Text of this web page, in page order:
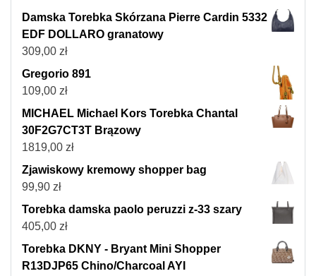
Damska Torebka Skórzana Pierre Cardin 5332
EDF DOLLARO granatowy
309,00 zł
Gregorio 891
109,00 zł
MICHAEL Michael Kors Torebka Chantal
30F2G7CT3T Brązowy
1819,00 zł
Zjawiskowy kremowy shopper bag
99,90 zł
Torebka damska paolo peruzzi z-33 szary
405,00 zł
Torebka DKNY - Bryant Mini Shopper
R13DJP65 Chino/Charcoal AYI